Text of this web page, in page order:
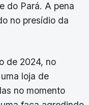
do Pará. A pena
no presídio da
de 2024, no
loja de
no momento